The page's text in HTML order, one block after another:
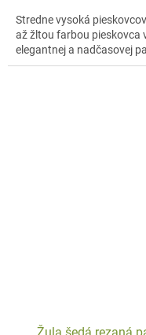
Stredne vysoká
až žltou farbou pieskovca
elegantnej a nadčasovej
Žula šedá rezaná